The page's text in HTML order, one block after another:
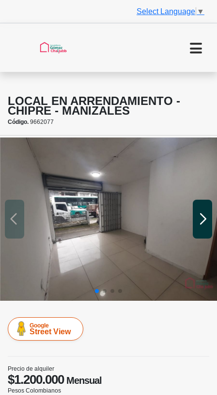
Select Language ▼
LOCAL EN ARRENDAMIENTO -
CHIPRE - MANIZALES
Código. 9662077
Google
Street View
Precio de alquiler
$1.200.000Mensual
Pesos Colombianos